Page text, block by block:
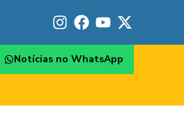
Notícias no WhatsApp